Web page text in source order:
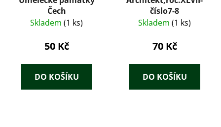
Čech
Skladem (1 ks)
50 Kč
DO KOŠÍKU
číslo7-8
Skladem (1 ks)
70 Kč
DO KOŠÍKU